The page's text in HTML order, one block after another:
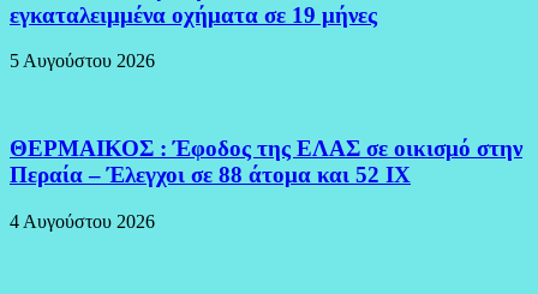
εγκαταλειμμένα οχήματα σε 19 μήνες
5 Αυγούστου 2026
ΘΕΡΜΑΙΚΟΣ : Έφοδος της ΕΛΑΣ σε οικισμό στην
Περαία – Έλεγχοι σε 88 άτομα και 52 ΙΧ
4 Αυγούστου 2026